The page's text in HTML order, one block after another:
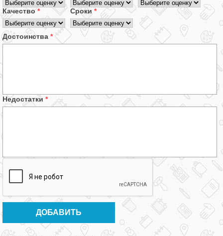
Качество* Сроки *
Достоинства *
Недостатки *